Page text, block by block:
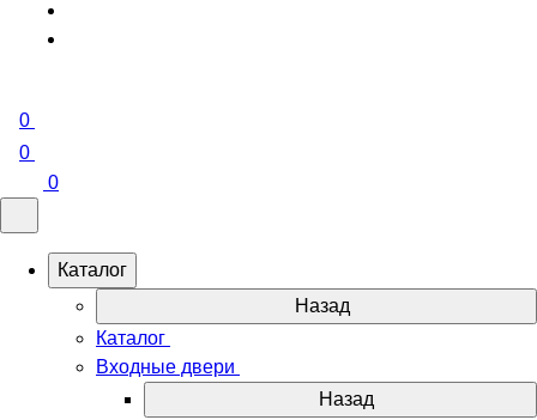
0
0
0
Каталог
Назад
Каталог
Входные двери
Назад